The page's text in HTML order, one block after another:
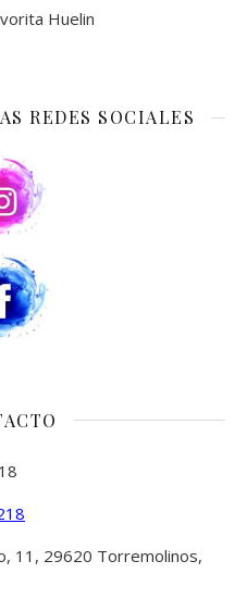
REDES SOCIALES
11, 29620 Torremolinos,